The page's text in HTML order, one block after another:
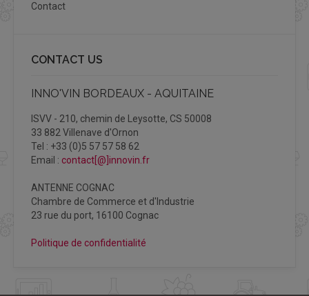
Contact
CONTACT US
INNO'VIN BORDEAUX - AQUITAINE
ISVV - 210, chemin de Leysotte, CS 50008
33 882 Villenave d'Ornon
Tel : +33 (0)5 57 57 58 62
Email : contact[@]innovin.fr
ANTENNE COGNAC
Chambre de Commerce et d'Industrie
23 rue du port, 16100 Cognac
Politique de confidentialité